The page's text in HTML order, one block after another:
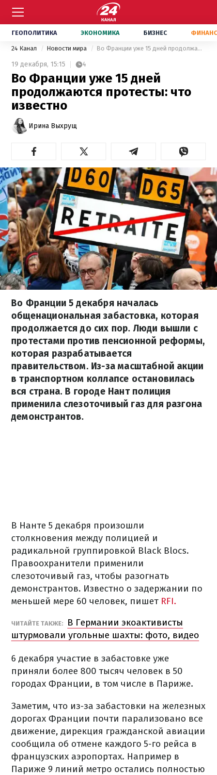
ГЕОПОЛИТИКА ЭКОНОМИКА БИЗНЕС
24 Канал Новости мира Во Франции уже 15 дней продолжаются протесты: что известно
19 декабря, 15:15 4
Во Франции уже 15 дней
продолжаются протесты: что
известно
Ирина Выхрущ
Во Франции 5 декабря началась
общенациональная забастовка, которая
продолжается до сих пор. Люди вышли с
протестами против пенсионной реформы,
которая разрабатывается
правительством. Из-за масштабной акции
в транспортном коллапсе остановилась
вся страна. В городе Нант полиция
применила слезоточивый газ для разгона
демонстрантов.
В Нанте 5 декабря произошли
столкновения между полицией и
радикальной группировкой Black Blocs.
Правоохранители применили
слезоточивый газ, чтобы разогнать
демонстрантов. Известно о задержании по
меньшей мере 60 человек, пишет RFI.
ЧИТАЙТЕ ТАКЖЕ:
В Германии экоактивисты
штурмовали угольные шахты: фото, видео
6 декабря участие в забастовке уже
приняли более 800 тысяч человек в 50
городах Франции, в том числе в Париже.
Заметим, что из-за забастовки на железных
дорогах Франции почти парализовано все
движение, дирекция гражданской авиации
сообщила об отмене каждого 5-го рейса в
французских аэропортах. Например в
Париже 9 линий метро остались полностью